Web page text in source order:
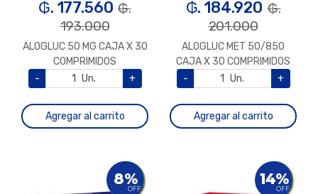
₲. 177.560 ₲.
193.000
ALOGLUC 50 MG CAJA X 30
COMPRIMIDOS
-
Un. +
Agregar al carrito
₲. 184.920 ₲.
201.000
ALOGLUC MET 50/850
CAJA X 30 COMPRIMIDOS
-
Un. +
Agregar al carrito
8%
OFF
14%
OFF